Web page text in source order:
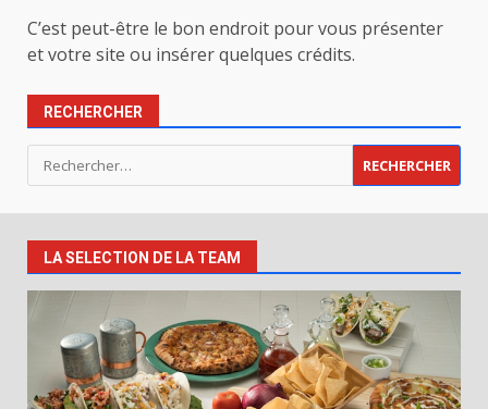
C’est peut-être le bon endroit pour vous présenter
et votre site ou insérer quelques crédits.
RECHERCHER
Rechercher :
LA SELECTION DE LA TEAM